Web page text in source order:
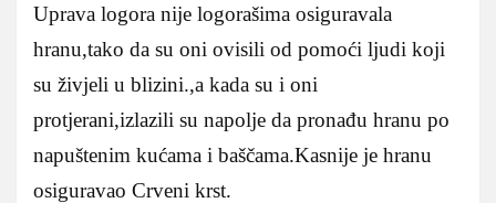
Uprava logora nije logorašima osiguravala
hranu,tako da su oni ovisili od pomoći ljudi koji
su živjeli u blizini.,a kada su i oni
protjerani,izlazili su napolje da pronađu hranu po
napuštenim kućama i baščama.Kasnije je hranu
osiguravao Crveni krst.